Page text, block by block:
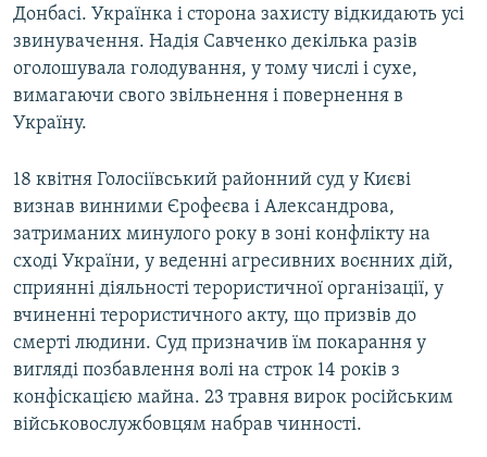
Донбасі. Українка і сторона захисту відкидають усі
звинувачення. Надія Савченко декілька разів
оголошувала голодування, у тому числі і сухе,
вимагаючи свого звільнення і повернення в
Україну.
18 квітня Голосіївський районний суд у Києві
визнав винними Єрофеєва і Александрова,
затриманих минулого року в зоні конфлікту на
сході України, у веденні агресивних воєнних дій,
сприянні діяльності терористичної організації, у
вчиненні терористичного акту, що призвів до
смерті людини. Суд призначив їм покарання у
вигляді позбавлення волі на строк 14 років з
конфіскацією майна. 23 травня вирок російським
військовослужбовцям набрав чинності.